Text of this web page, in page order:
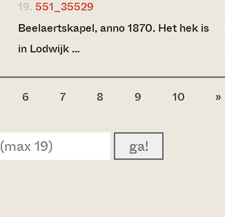
19. 551_35529
Beelaertskapel, anno 1870. Het hek is
in Lodwijk …
6 7 8 9 10 »
ga!